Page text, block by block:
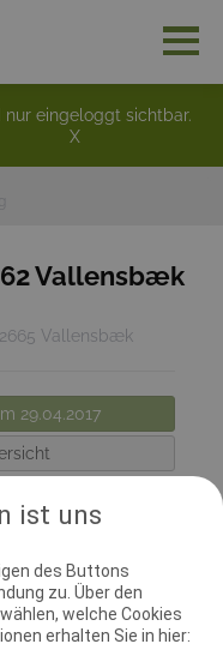
ist uns
des Buttons
zu. Über den
welche Cookies
erhalten Sie in hier:
eingeloggt sichtbar.
X
Vallensbæk
Vallensbæk
29.04.2017